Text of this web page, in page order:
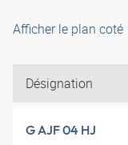
Afficher le plan coté
Désignation
G AJF 04 HJ